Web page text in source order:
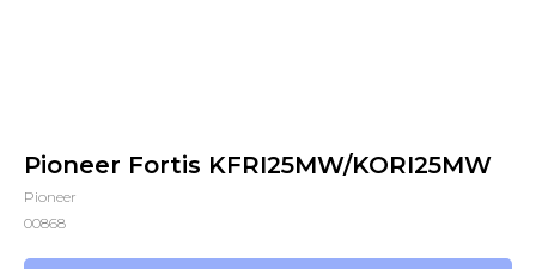
Pioneer Fortis KFRI25MW/KORI25MW
Pioneer
00868